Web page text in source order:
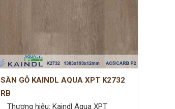
SÀN GỖ KAINDL AQUA XPT K2732
RB
Thương hiệu: Kaindl Aqua XPT